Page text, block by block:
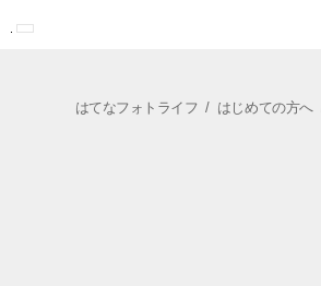
はてなフォトライフ / はじめての方へ